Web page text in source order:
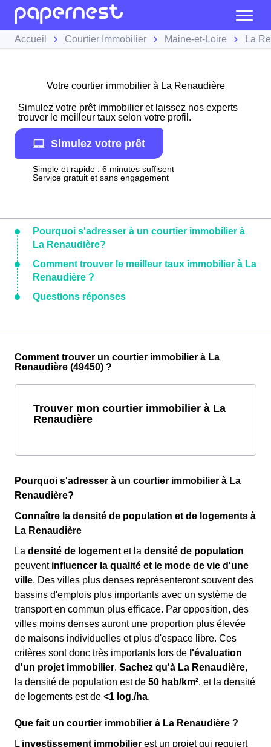
Accueil Courtier Immobilier Maine-et-Loire La
Votre courtier immobilier à La Renaudière
Simulez votre prêt immobilier et laissez nos experts
trouver le meilleur taux selon votre profil.
Simulez votre prêt
Simple et rapide : 6 minutes suffisent
Service gratuit et sans engagement
Pourquoi s'adresser à un courtier immobilier à
La Renaudière?
Comment trouver le meilleur taux immobilier à La
Renaudière ?
Questions réponses
Comment trouver un courtier immobilier à La
Renaudière (49450) ?
Trouver mon courtier immobilier à La
Renaudière
Pourquoi s'adresser à un courtier immobilier à La
Renaudière?
Connaître la densité de population et de logements à
La Renaudière
La densité de logement et la densité de population
peuvent influencer la qualité et le mode de vie d'une
ville. Des villes plus denses représenteront souvent des
bassins d'emplois plus importants avec un système de
transport en commun plus efficace. Par opposition, des
villes moins denses auront une proportion plus élevée
de maisons individuelles et plus d'espace libre. Ces
critères sont donc très importants lors de l'évaluation
d'un projet immobilier. Sachez qu'à La Renaudière,
la densité de population est de 50 hab/km², et la densité
de logements est de <1 log./ha.
Que fait un courtier immobilier à La Renaudière ?
L'investissement immobilier est un projet qui requiert